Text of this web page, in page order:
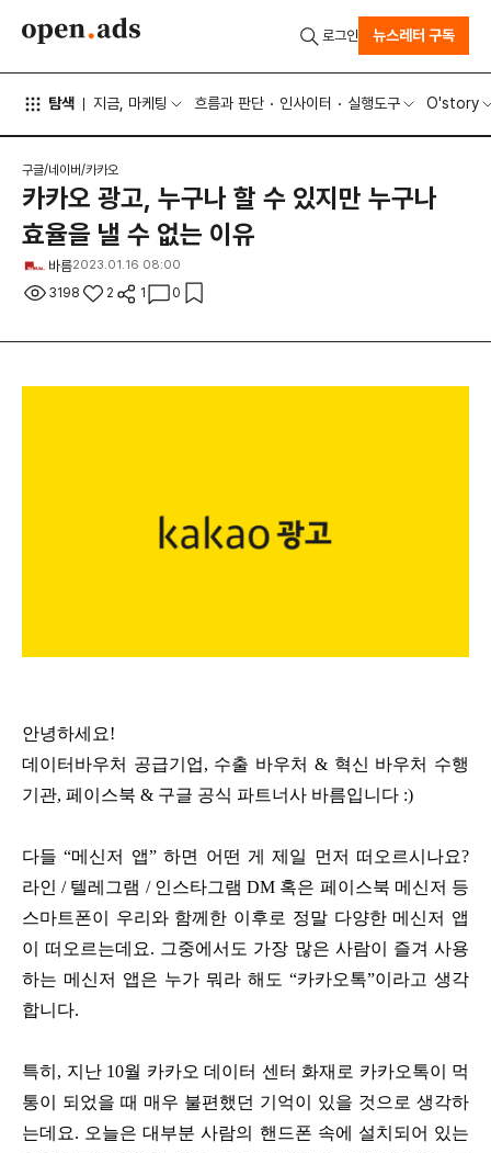
탐색 지금, 마케팅 흐름과 판단 인사이터 실행도구 O'story
로그인 뉴스레터 구독
구글/네이버/카카오
카카오 광고, 누구나 할 수 있지만 누구나
효율을 낼 수 없는 이유
바름2023.01.16 08:00
3198 2 1 0
안녕하세요!
데이터바우처 공급기업, 수출 바우처 & 혁신 바우처 수행
기관, 페이스북 & 구글 공식 파트너사 바름입니다 :)
다들 “메신저 앱” 하면 어떤 게 제일 먼저 떠오르시나요?
라인 / 텔레그램 / 인스타그램 DM 혹은 페이스북 메신저 등
스마트폰이 우리와 함께한 이후로 정말 다양한 메신저 앱
이 떠오르는데요. 그중에서도 가장 많은 사람이 즐겨 사용
하는 메신저 앱은 누가 뭐라 해도 “카카오톡”이라고 생각
합니다.
특히, 지난 10월 카카오 데이터 센터 화재로 카카오톡이 먹
통이 되었을 때 매우 불편했던 기억이 있을 것으로 생각하
는데요. 오늘은 대부분 사람의 핸드폰 속에 설치되어 있는